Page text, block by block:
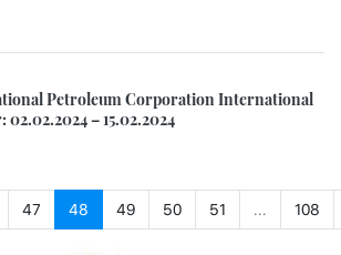
Petroleum Corporation International
– 15.02.2024
47 48 49 50 51 ... 108